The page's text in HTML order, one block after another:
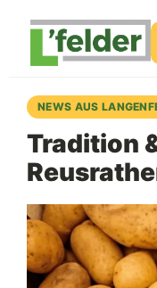
NEWS AUS
Tradition